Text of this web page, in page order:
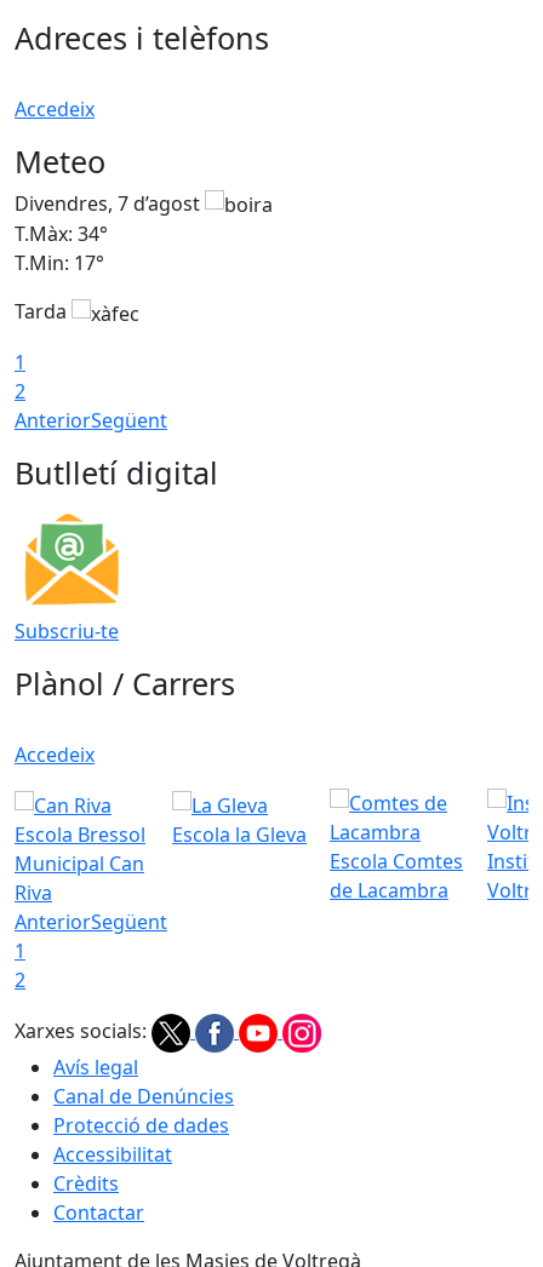
Adreces i telèfons
Accedeix
Meteo
Divendres, 7 d’agost
T.Màx: 34°
T.Min: 17°
Tarda
1
2
AnteriorSegüent
Butlletí digital
Subscriu-te
Plànol / Carrers
Accedeix
Escola Bressol
Municipal Can
Riva
Escola la Gleva
Escola Comtes
de Lacambra
AnteriorSegüent
1
2
Xarxes socials:
Avís legal
Canal de Denúncies
Protecció de dades
Accessibilitat
Crèdits
Contactar
Ajuntament de les Masies de Voltregà